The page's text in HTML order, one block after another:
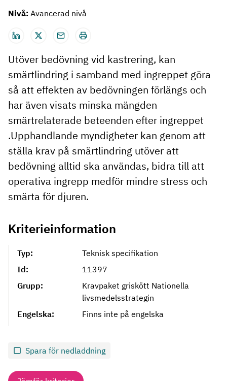
Nivå: Avancerad nivå
Utöver bedövning vid kastrering, kan
smärtlindring i samband med ingreppet göra
så att effekten av bedövningen förlängs och
har även visats minska mängden
smärtrelaterade beteenden efter ingreppet
.Upphandlande myndigheter kan genom att
ställa krav på smärtlindring utöver att
bedövning alltid ska användas, bidra till att
operativa ingrepp medför mindre stress och
smärta för djuren.
Kriterieinformation
Typ:
Teknisk specifikation
Id:
11397
Grupp:
Kravpaket griskött Nationella
livsmedelsstrategin
Engelska:
Finns inte på engelska
Spara för nedladdning